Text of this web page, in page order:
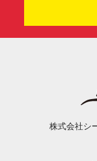
株式会社シ